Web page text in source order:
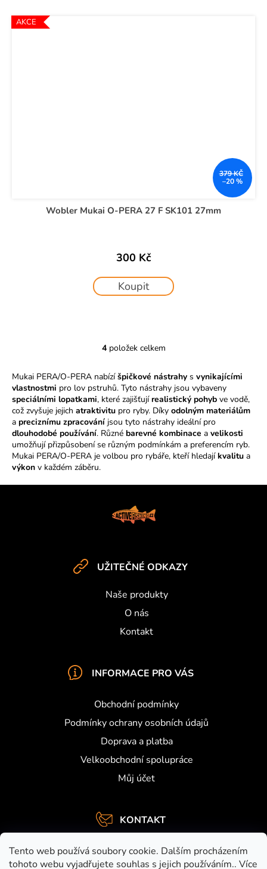
Tento web používá soubory cookie. Dalším procházením
tohoto webu vyjadřujete souhlas s jejich používáním.. Více
AKCE
379 KČ
–20 %
Wobler Mukai O-PERA 27 F SK101 27mm
300 Kč
Koupit
O
l
á
d
a
c
í
p
v
y
v
i
u
4položek celkem
Mukai PERA/O-PERA nabízíšpičkové nástrahy s vynikajícími
vlastnostmi pro lov pstruhů. Tyto nástrahy jsou vybaveny
speciálními lopatkami, které zajišťujírealistický pohyb ve vodě,
což zvyšuje jejich atraktivitu pro ryby. Díky odolným materiálům
a preciznímu zpracování jsou tyto nástrahy ideální pro
dlouhodobé používání. Různé barevné kombinace a velikosti
umožňují přizpůsobení se různým podmínkám a preferencím ryb.
Mukai PERA/O-PERA je volbou pro rybáře, kteří hledajíkvalitu a
výkon v každém záběru.
UŽITEČNÉ ODKAZY
Naše produkty
O nás
Kontakt
INFORMACE PRO VÁS
Obchodní podmínky
Podmínky ochrany osobních údajů
Doprava a platba
Velkoobchodní spolupráce
Můj účet
KONTAKT
+420734459948